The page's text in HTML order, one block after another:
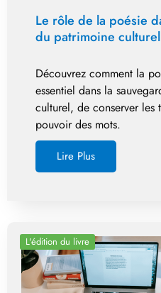
Le rôle de la poésie
du patrimoine culturel
Découvrez comment la
essentiel dans la
culturel, de conserver les
pouvoir des mots.
Lire Plus
L'édition du livre